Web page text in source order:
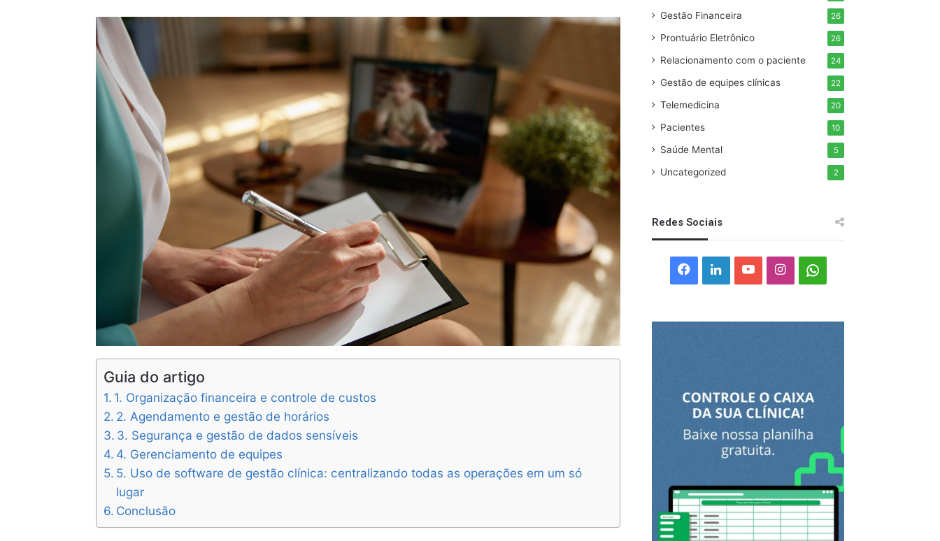
Guia do artigo
1. Organização financeira e controle de custos
2. Agendamento e gestão de horários
3. Segurança e gestão de dados sensíveis
4. Gerenciamento de equipes
5. Uso de software de gestão clínica: centralizando todas as operações em um só
lugar
Conclusão
Gestão Financeira 26
Prontuário Eletrônico 26
Relacionamento com o paciente 24
Gestão de equipes clínicas 22
Telemedicina 20
Pacientes 10
Saúde Mental 5
Uncategorized 2
Redes Sociais
Facebook
LinkedinYouTubeInstagram